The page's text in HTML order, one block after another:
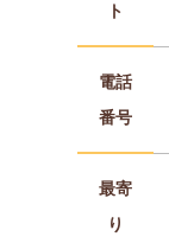
ト
電話
番号
最寄
り